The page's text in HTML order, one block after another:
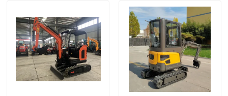
اتصل بنا
طلب اقتباس
أجزاء محرك الديزل